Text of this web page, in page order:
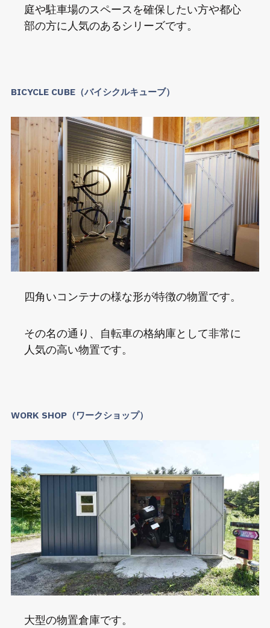
庭や駐車場のスペースを確保したい方や都心
部の方に人気のあるシリーズです。
BICYCLE CUBE（バイシクルキューブ）
四角いコンテナの様な形が特徴の物置です。
その名の通り、自転車の格納庫として非常に
人気の高い物置です。
WORK SHOP（ワークショップ）
大型の物置倉庫です。